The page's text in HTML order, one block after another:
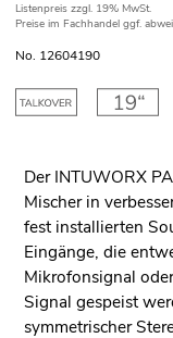
Listenpreis zzgl. 19% MwSt.
Preise im Fachhandel ggf.
No. 12604190
Der INTUWORX
Mischer in
fest installierten
Eingänge, die
Mikrofonsignal
Signal gespeist
symmetrischer